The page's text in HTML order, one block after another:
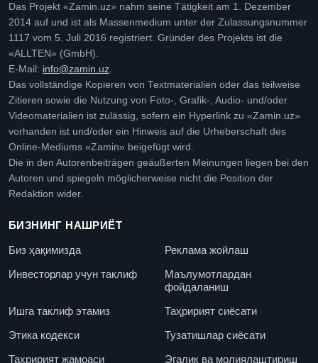
Das Projekt «Zamin.uz» nahm seine Tätigkeit am 1. Dezember
2014 auf und ist als Massenmedium unter der Zulassungsnummer
1117 vom 5. Juli 2016 registriert. Gründer des Projekts ist die
«ALLTEN» (GmbH).
E-Mail: info@zamin.uz
Das vollständige Kopieren von Textmaterialien oder das teilweise
Zitieren sowie die Nutzung von Foto-, Grafik-, Audio- und/oder
Videomaterialien ist zulässig, sofern ein Hyperlink zu «Zamin.uz»
vorhanden ist und/oder ein Hinweis auf die Urheberschaft des
Online-Mediums «Zamin» beigefügt wird.
Die in den Autorenbeiträgen geäußerten Meinungen liegen bei den
Autoren und spiegeln möglicherweise nicht die Position der
Redaktion wider.
БИЗНИНГ НАШРИЁТ
Биз ҳақимизда
Реклама жойлаш
Инвесторлар учун таклиф
Маълумотлардан
фойдаланиш
Ишга таклиф этамиз
Таҳририят сиёсати
Этика кодекси
Тузатишлар сиёсати
Таҳририят жамоаси
Эгалик ва молиялаштириш